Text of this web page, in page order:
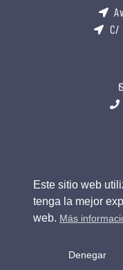
C/
Este sitio web
tenga la mejor
web. Más
Denegar